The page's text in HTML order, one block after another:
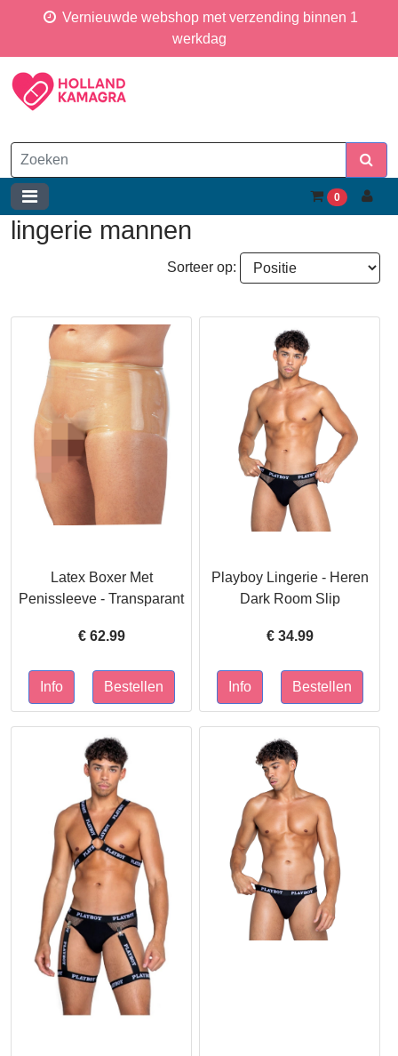
Vernieuwde webshop met verzending binnen 1
werkdag
0
lingerie mannen
Sorteer op:
Latex Boxer Met
Penissleeve - Transparant
€ 62.99
Playboy Lingerie - Heren
Dark Room Slip
€ 34.99